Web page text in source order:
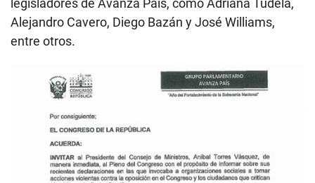
Alejandro Cavero, Diego Bazán y José Williams,
entre otros.